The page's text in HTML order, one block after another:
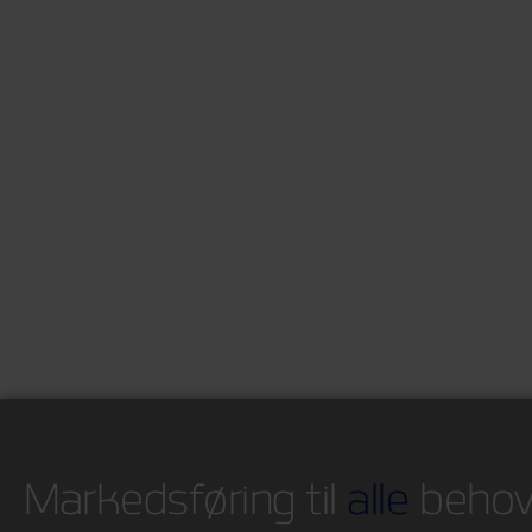
Markedsføring til alle